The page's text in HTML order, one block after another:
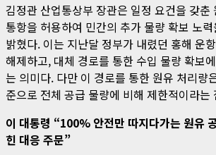
김정관 산업통상부 장관은 일정 요건을 갖춘
통항을 허용하여 민간의 추가 물량 확보 노
밝혔다. 이는 지난달 정부가 내렸던 홍해 운
해제하고, 대체 경로를 통한 수입 물량 확보
는 의미다. 다만 이 경로를 통한 원유 처리량
준으로 전체 공급 물량에 비해 제한적이라는
이 대통령 “100% 안전만 따지다가는 원유
힌 대응 주문”